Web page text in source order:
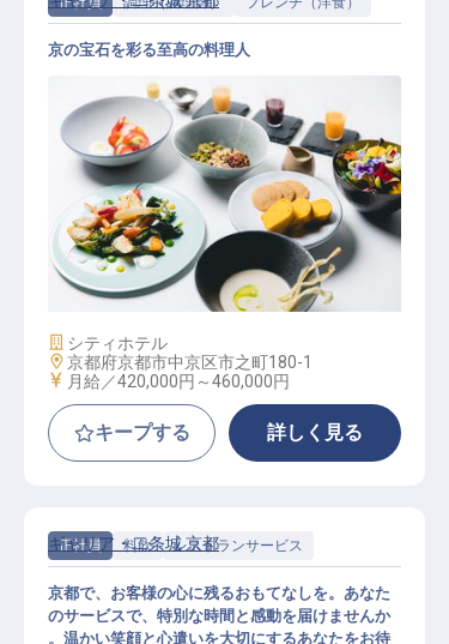
シェフ・ド・キュイジーヌ
京の宝石を彩る至高の料理人
施設業態
シティホテル
勤務地
京都府京都市中京区市之町180-1
給与
月給／420,000円～460,000円
キープする 詳しく見る
正社員 料飲 レストランサービス
ギャリア・二条城 京都
京都で、お客様の心に残るおもてなしを。あなた
のサービスで、特別な時間と感動を届けませんか
。温かい笑顔と心遣いを大切にするあなたをお待